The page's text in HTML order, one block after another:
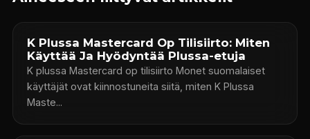
K Plussa Mastercard Op Tilisiirto: Miten
Käyttää Ja Hyödyntää Plussa-etuja
K plussa Mastercard op tilisiirto Monet suomalaiset
käyttäjät ovat kiinnostuneita siitä, miten K Plussa
Maste...